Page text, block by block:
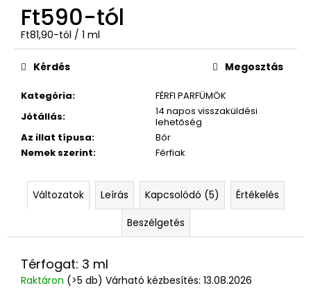
Ft590-tól
Egységár:
Ft81,90-tól / 1 ml
Kategória:
FÉRFI PARFÜMÖK
Jótállás:
14 napos visszaküldési
lehetőség
Az illat típusa:
Bőr
Nemek szerint: Férfiak
Kérdés Megosztás
Változatok Leírás Kapcsolódó (5)
Értékelés
Beszélgetés
Térfogat: 3 ml
Raktáron (>5 db) Várható kézbesítés: 13.08.2026